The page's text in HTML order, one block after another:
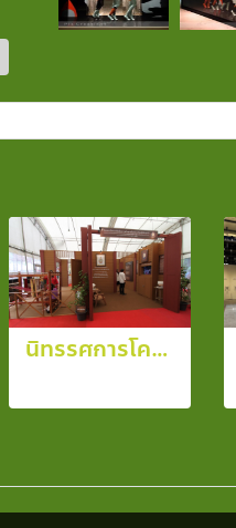
นิทรรศการโครงการเพื่อนพึ่ง(ภาฯ) สร้างความมั่นคงทางอาชีพแก่ผู้เสี่ยงอุทกภัย